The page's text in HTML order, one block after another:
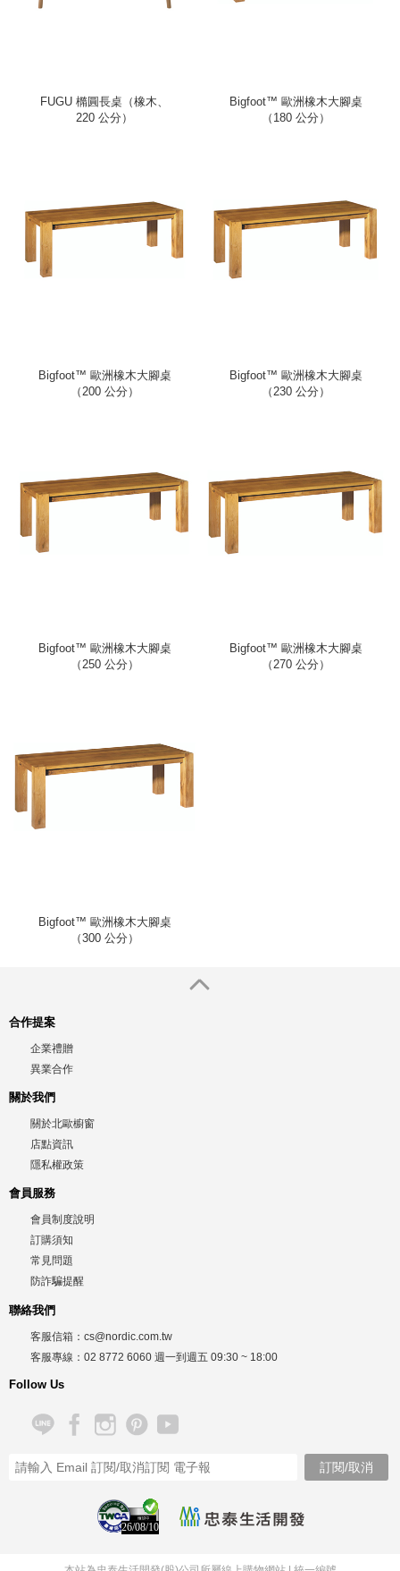
FUGU 橢圓長桌（橡木、
220 公分）
Bigfoot™ 歐洲橡木大腳桌
（180 公分）
Bigfoot™ 歐洲橡木大腳桌
（200 公分）
Bigfoot™ 歐洲橡木大腳桌
（230 公分）
Bigfoot™ 歐洲橡木大腳桌
（250 公分）
Bigfoot™ 歐洲橡木大腳桌
（270 公分）
Bigfoot™ 歐洲橡木大腳桌
（300 公分）
合作提案
企業禮贈
異業合作
關於我們
關於北歐櫥窗
店點資訊
隱私權政策
會員服務
會員制度說明
訂購須知
常見問題
防詐騙提醒
聯絡我們
客服信箱： cs@nordic.com.tw
客服專線： 02 8772 6060 週一到週五 09:30 ~ 18:00
Follow Us
26/08/10